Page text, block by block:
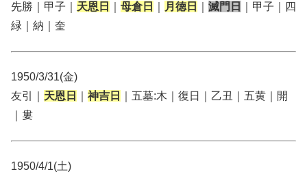
先勝｜甲子｜ 天恩日 母倉日 月徳日 滅門日
｜甲子｜四
緑｜納｜奎
1950/3/31(金)
友引｜ 天恩日 神吉日
｜五墓:木｜復日｜乙丑｜五黄｜開
｜婁
1950/4/1(土)